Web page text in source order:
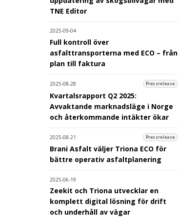
TNE Editor
2025-09-04
Full kontroll över
asfalttransporterna med ECO – från
plan till faktura
2025-08-28 Pressrelease
Kvartalsrapport Q2 2025:
Avvaktande marknadsläge i Norge
och återkommande intäkter ökar
2025-08-21 Pressrelease
Brani Asfalt väljer Triona ECO för
bättre operativ asfaltplanering
2025-06-19
Zeekit och Triona utvecklar en
komplett digital lösning för drift
och underhåll av vägar